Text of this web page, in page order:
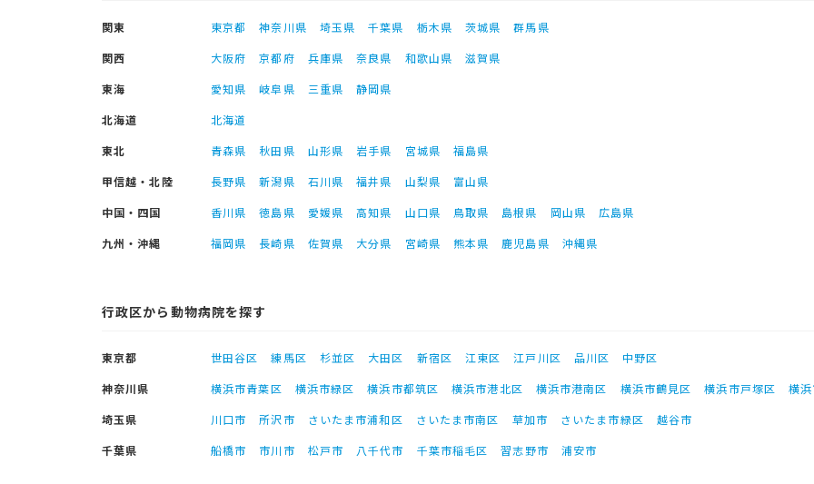
関東 東京都 神奈川県 埼玉県 千葉県 栃木県 茨城県
群馬県
関西
大阪府 京都府 兵庫県 奈良県 和歌山県
滋賀県
東海
愛知県 岐阜県 三重県
静岡県
北海道
北海道
東北
青森県 秋田県 山形県 岩手県 宮城県
福島県
甲信越・北陸
長野県 新潟県 石川県 福井県 山梨県
富山県
中国・四国
香川県 徳島県 愛媛県 高知県 山口県 鳥取県 島根県 岡山県
広島県
九州・沖縄
福岡県 長崎県 佐賀県 大分県 宮崎県 熊本県 鹿児島県 沖縄県
行政区から動物病院を探す
東京都 世田谷区 練馬区 杉並区 大田区 新宿区 江東区 江戸川区 品川区
中野区
神奈川県
横浜市青葉区 横浜市緑区 横浜市都筑区 横浜市港北区 横浜市港南区 横浜市鶴見区 横浜市戸塚区
横
埼玉県
川口市 所沢市 さいたま市浦和区 さいたま市南区 草加市 さいたま市緑区
越谷市
千葉県
船橋市 市川市 松戸市 八千代市 千葉市稲毛区 習志野市 浦安市